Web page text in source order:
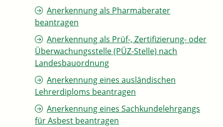
Anerkennung als Pharmaberater
beantragen
Anerkennung als Prüf-, Zertifizierung- oder
Überwachungsstelle (PÜZ-Stelle) nach
Landesbauordnung
Anerkennung eines ausländischen
Lehrerdiploms beantragen
Anerkennung eines Sachkundelehrgangs
für Asbest beantragen